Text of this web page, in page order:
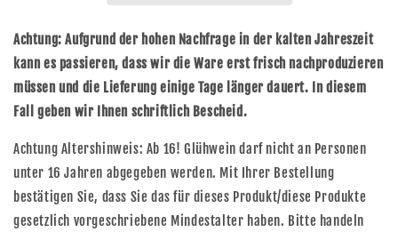
Kanister
Kanister
Achtung: Aufgrund der hohen Nachfrage in der kalten Jahreszeit
kann es passieren, dass wir die Ware erst frisch nachproduzieren
müssen und die Lieferung einige Tage länger dauert. In diesem
Fall geben wir Ihnen schriftlich Bescheid.
Achtung Altershinweis: Ab 16! Glühwein darf nicht an Personen
unter 16 Jahren abgegeben werden. Mit Ihrer Bestellung
bestätigen Sie, dass Sie das für dieses Produkt/diese Produkte
gesetzlich vorgeschriebene Mindestalter haben. Bitte handeln